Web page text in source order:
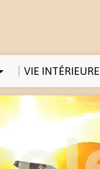
VIE INTÉRIEURE